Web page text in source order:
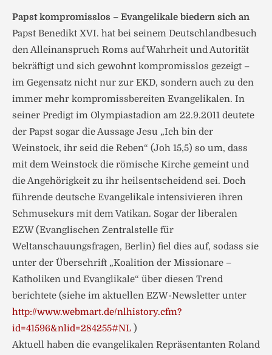
Papst kompromisslos – Evangelikale biedern sich an
Papst Benedikt XVI. hat bei seinem Deutschlandbesuch
den Alleinanspruch Roms auf Wahrheit und Autorität
bekräftigt und sich gewohnt kompromisslos gezeigt –
im Gegensatz nicht nur zur EKD, sondern auch zu den
immer mehr kompromissbereiten Evangelikalen. In
seiner Predigt im Olympiastadion am 22.9.2011 deutete
der Papst sogar die Aussage Jesu „Ich bin der
Weinstock, ihr seid die Reben“ (Joh 15,5) so um, dass
mit dem Weinstock die römische Kirche gemeint und
die Angehörigkeit zu ihr heilsentscheidend sei. Doch
führende deutsche Evangelikale intensivieren ihren
Schmusekurs mit dem Vatikan. Sogar der liberalen
EZW (Evanglischen Zentralstelle für
Weltanschauungsfragen, Berlin) fiel dies auf, sodass sie
unter der Überschrift „Koalition der Missionare –
Katholiken und Evanglikale“ über diesen Trend
berichtete (siehe im aktuellen EZW-Newsletter unter
http://www.webmart.de/nlhistory.cfm?
id=41596&nlid=284255#NL )
Aktuell haben die evangelikalen Repräsentanten Roland